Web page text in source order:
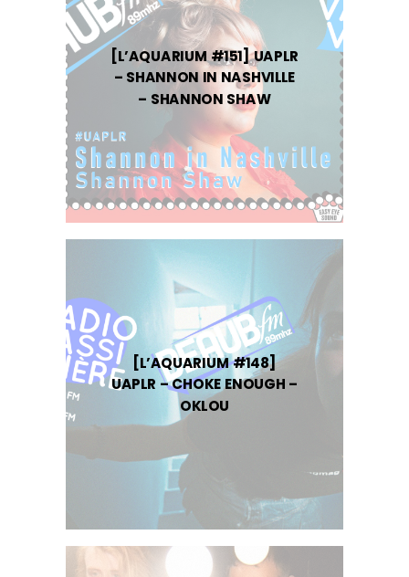
[L’AQUARIUM #151] UAPLR
– SHANNON IN NASHVILLE
– SHANNON SHAW
[L’AQUARIUM #148]
UAPLR – CHOKE ENOUGH –
OKLOU